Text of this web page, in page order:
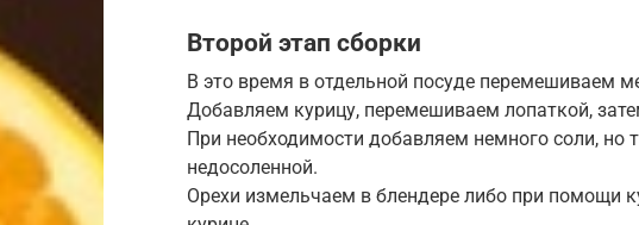
Второй этап сборки
В это время в отдельной посуде перемешиваем
Добавляем курицу, перемешиваем лопаткой,
При необходимости добавляем немного соли, но
недосоленной.
Орехи измельчаем в блендере либо при помощи